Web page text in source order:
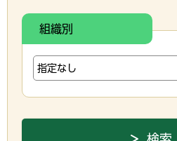
組織別